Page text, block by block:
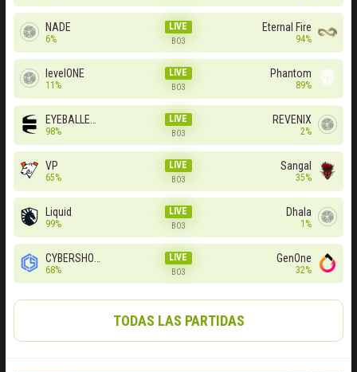
NADE
6%
LIVE
BO3
Eternal Fire
94%
levelONE
11%
LIVE
BO3
Phantom
89%
98%
LIVE
BO3
REVENIX
2%
VP
65%
LIVE
BO3
Sangal
35%
Liquid
99%
LIVE
BO3
Dhala
1%
68%
LIVE
BO3
GenOne
32%
TODAS LAS PARTIDAS